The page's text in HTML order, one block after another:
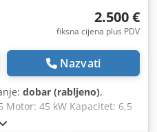
2.500 €
fiksna cijena plus PDV
Nazvati
dobar (rabljeno),
Motor: 45 kW Kapacitet: 6,5